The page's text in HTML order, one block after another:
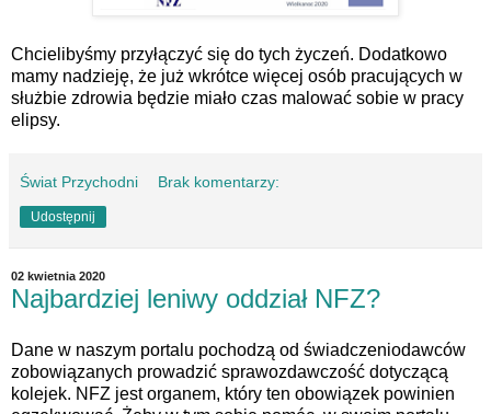
Chcielibyśmy przyłączyć się do tych życzeń. Dodatkowo
mamy nadzieję, że już wkrótce więcej osób pracujących w
służbie zdrowia będzie miało czas malować sobie w pracy
elipsy.
Świat Przychodni Brak komentarzy:
Udostępnij
02 kwietnia 2020
Najbardziej leniwy oddział NFZ?
Dane w naszym portalu pochodzą od świadczeniodawców
zobowiązanych prowadzić sprawozdawczość dotyczącą
kolejek. NFZ jest organem, który ten obowiązek powinien